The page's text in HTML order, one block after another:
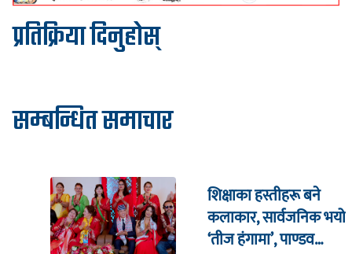
प्रतिक्रिया दिनुहोस्
सम्बन्धित समाचार
शिक्षाका हस्तीहरू बने
कलाकार, सार्वजनिक भयो
‘तीज हंगामा’, पाण्डव